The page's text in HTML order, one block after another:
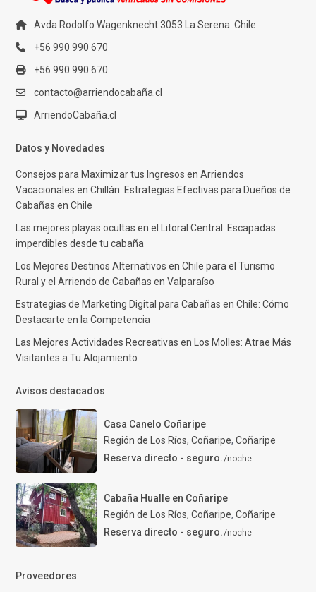
Avda Rodolfo Wagenknecht 3053 La Serena. Chile
+56 990 990 670
+56 990 990 670
contacto@arriendocabaña.cl
ArriendoCabaña.cl
Datos y Novedades
Consejos para Maximizar tus Ingresos en Arriendos
Vacacionales en Chillán: Estrategias Efectivas para Dueños de
Cabañas en Chile
Las mejores playas ocultas en el Litoral Central: Escapadas
imperdibles desde tu cabaña
Los Mejores Destinos Alternativos en Chile para el Turismo
Rural y el Arriendo de Cabañas en Valparaíso
Estrategias de Marketing Digital para Cabañas en Chile: Cómo
Destacarte en la Competencia
Las Mejores Actividades Recreativas en Los Molles: Atrae Más
Visitantes a Tu Alojamiento
Avisos destacados
Casa Canelo Coñaripe
Región de Los Ríos, Coñaripe, Coñaripe
Reserva directo - seguro./noche
Cabaña Hualle en Coñaripe
Región de Los Ríos, Coñaripe, Coñaripe
Reserva directo - seguro./noche
Proveedores